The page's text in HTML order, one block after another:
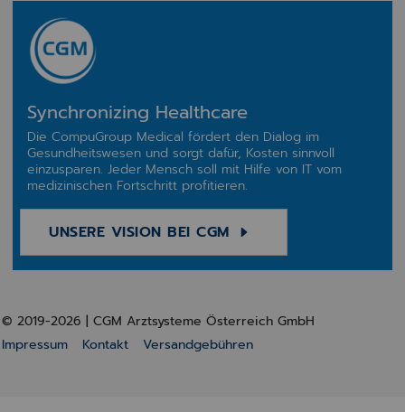
Synchronizing Healthcare
Die CompuGroup Medical fördert den Dialog im
Gesundheitswesen und sorgt dafür, Kosten sinnvoll
einzusparen. Jeder Mensch soll mit Hilfe von IT vom
medizinischen Fortschritt profitieren.
UNSERE VISION BEI CGM
© 2019-2026 | CGM Arztsysteme Österreich GmbH
Impressum
Kontakt Versandgebühren